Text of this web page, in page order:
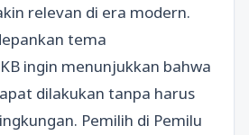
relevan di era modern.
tema
ingin menunjukkan bahwa
dilakukan tanpa harus
Pemilih di Pemilu